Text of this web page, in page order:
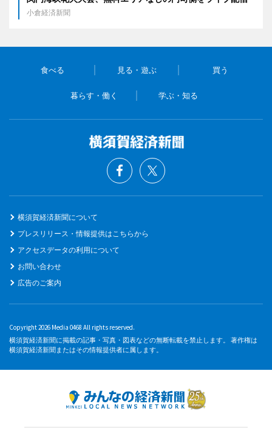
小倉経済新聞
食べる 見る・遊ぶ 買う
暮らす・働く 学ぶ・知る
横須賀経済新聞について
プレスリリース・情報提供はこちらから
アクセスデータの利用について
お問い合わせ
広告のご案内
Copyright 2026 Media 0468 All rights reserved.
横須賀経済新聞に掲載の記事・写真・図表などの無断転載を禁止します。 著作権は
横須賀経済新聞またはその情報提供者に属します。